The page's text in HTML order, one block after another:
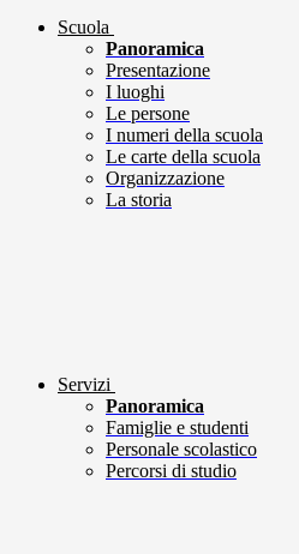
Scuola
Panoramica
Presentazione
I luoghi
Le persone
I numeri della scuola
Le carte della scuola
Organizzazione
La storia
Servizi
Panoramica
Famiglie e studenti
Personale scolastico
Percorsi di studio